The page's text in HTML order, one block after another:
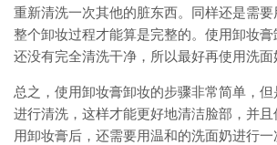
重新清洗一次其他的脏东西。同样还是需
整个卸妆过程才能算是完整的。使用卸妆
还没有完全清洗干净，所以最好再使用洗面
总之，使用卸妆膏卸妆的步骤非常简单，
进行清洗，这样才能更好地清洁脸部，并
用卸妆膏后，还需要用温和的洗面奶进行